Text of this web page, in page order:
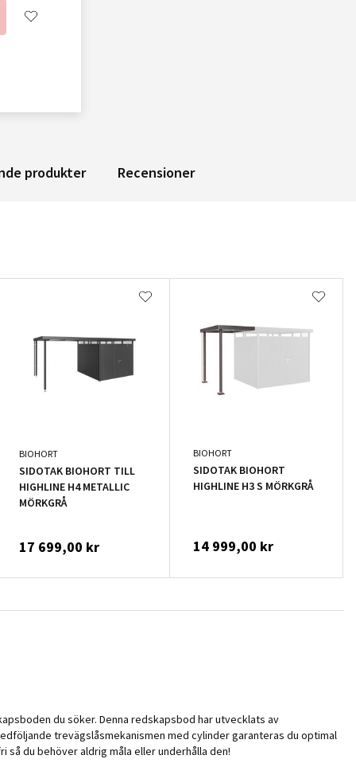
produkter Recensioner
BIOHORT
SIDOTAK BIOHORT TILL
HIGHLINE H4 METALLIC
MÖRKGRÅ
17 699,00 kr
BIOHORT
SIDOTAK BIOHORT
HIGHLINE H3 S MÖRKGRÅ
14 999,00 kr
du söker. Denna redskapsbod har utvecklats av
trevägslåsmekanismen med cylinder garanteras du optimal
du behöver aldrig måla eller underhålla den!